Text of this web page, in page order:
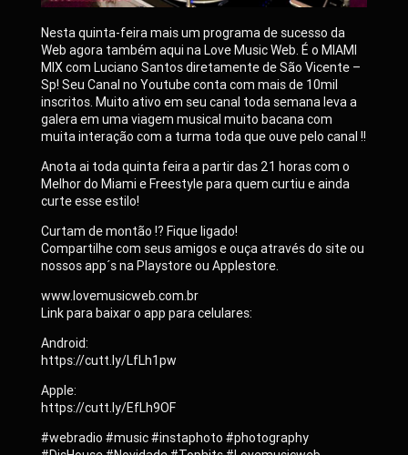
Nesta quinta-feira mais um programa de sucesso da
Web agora também aqui na Love Music Web. É o MIAMI
MIX com Luciano Santos diretamente de São Vicente –
Sp! Seu Canal no Youtube conta com mais de 10mil
inscritos. Muito ativo em seu canal toda semana leva a
galera em uma viagem musical muito bacana com
muita interação com a turma toda que ouve pelo canal !!
Anota ai toda quinta feira a partir das 21 horas com o
Melhor do Miami e Freestyle para quem curtiu e ainda
curte esse estilo!
Curtam de montão !? Fique ligado!
Compartilhe com seus amigos e ouça através do site ou
nossos app´s na Playstore ou Applestore.
www.lovemusicweb.com.br
Link para baixar o app para celulares:
Android:
https://cutt.ly/LfLh1pw
Apple:
https://cutt.ly/EfLh9OF
#webradio #music #instaphoto #photography